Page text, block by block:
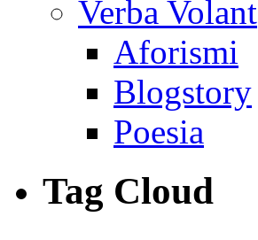
Verba Volant
Aforismi
Blogstory
Poesia
Tag Cloud